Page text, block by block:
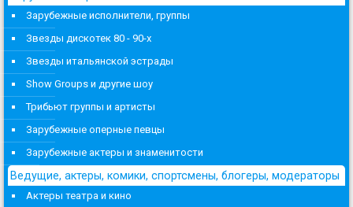
Зарубежные исполнители, группы
Звезды дискотек 80 - 90-х
Звезды итальянской эстрады
Show Groups и другие шоу
Трибьют группы и артисты
Зарубежные оперные певцы
Зарубежные актеры и знаменитости
Ведущие, актеры, комики, спортсмены, блогеры, модераторы
Актеры театра и кино